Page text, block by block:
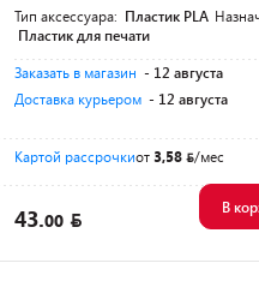
Тип аксессуара: Пластик PLA
Пластик для печати
Заказать в магазин - 12 августа
Доставка курьером - 12 августа
Картой рассрочкиот3,58 /мес
43.00
В